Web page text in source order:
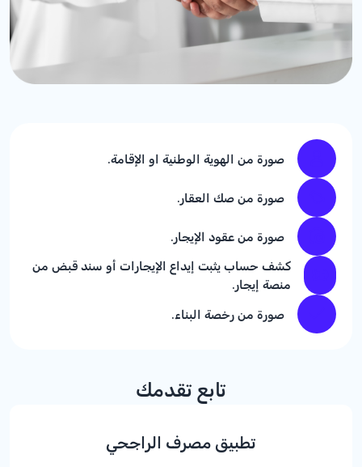
صورة من الهوية الوطنية او الإقامة.
صورة من صك العقار.
صورة من عقود الإيجار.
كشف حساب يثبت إيداع الإيجارات أو سند قبض من
منصة إيجار.
صورة من رخصة البناء.
تابع تقدمك
تطبيق مصرف الراجحي